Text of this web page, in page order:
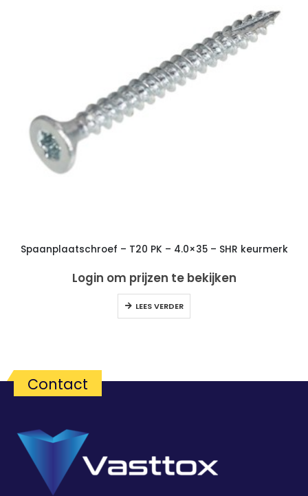
Spaanplaatschroef – T20 PK – 4.0×35 – SHR keurmerk
Login om prijzen te bekijken
LEES VERDER
Contact